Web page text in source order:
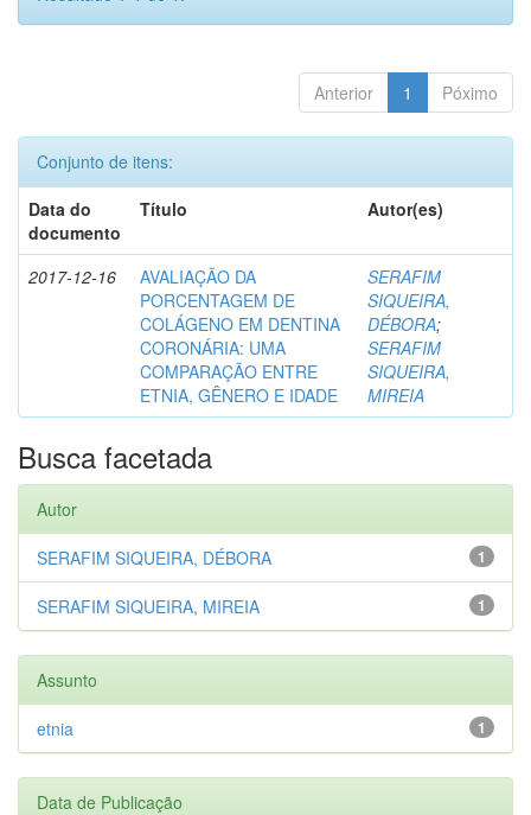
Anterior 1 Póximo
Conjunto de itens:
Data do
documento
Título Autor(es)
2017-12-16
AVALIAÇÃO DA
PORCENTAGEM DE
COLÁGENO EM DENTINA
CORONÁRIA: UMA
COMPARAÇÃO ENTRE
ETNIA, GÊNERO E IDADE
SERAFIM
SIQUEIRA,
DÉBORA;
SERAFIM
SIQUEIRA,
MIREIA
Busca facetada
Autor
1
SERAFIM SIQUEIRA, DÉBORA
1
SERAFIM SIQUEIRA, MIREIA
Assunto
1
etnia
Data de Publicação